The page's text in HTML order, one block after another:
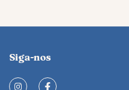
Siga-nos